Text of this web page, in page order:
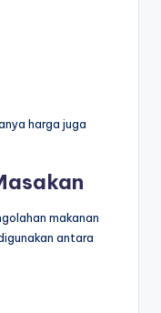
harga juga
makanan
antara